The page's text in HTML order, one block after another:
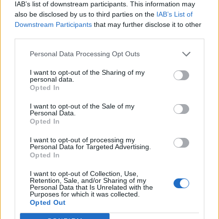
IAB’s list of downstream participants. This information may
also be disclosed by us to third parties on the IAB’s List of
Downstream Participants that may further disclose it to other
Personal Data Processing Opt Outs
I want to opt-out of the Sharing of my
personal data.
Opted In
I want to opt-out of the Sale of my
Personal Data.
Opted In
I want to opt-out of processing my
Personal Data for Targeted Advertising.
Opted In
I want to opt-out of Collection, Use,
Retention, Sale, and/or Sharing of my
Personal Data that Is Unrelated with the
Purposes for which it was collected.
Opted Out
jovens ao mundo do trabalho
Colheita de sangue regressa ao
Hospital Sousa Martins durante o mês
de agosto
DESTAQUES